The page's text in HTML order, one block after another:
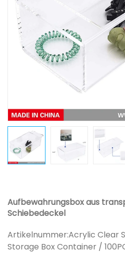
Aufbewahrungsbox aus
Schiebedeckel
Artikelnummer:Acrylic Clear
Storage Box Container /